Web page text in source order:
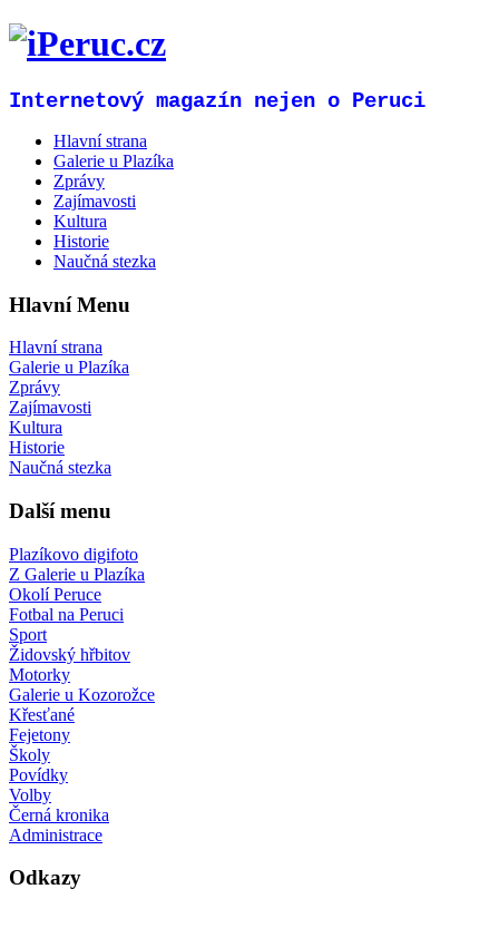
Internetový magazín nejen o Peruci
Hlavní strana
Galerie u Plazíka
Zprávy
Zajímavosti
Kultura
Historie
Naučná stezka
Hlavní Menu
Hlavní strana
Galerie u Plazíka
Zprávy
Zajímavosti
Kultura
Historie
Naučná stezka
Další menu
Plazíkovo digifoto
Z Galerie u Plazíka
Okolí Peruce
Fotbal na Peruci
Sport
Židovský hřbitov
Motorky
Galerie u Kozorožce
Křesťané
Fejetony
Školy
Povídky
Volby
Černá kronika
Administrace
Odkazy